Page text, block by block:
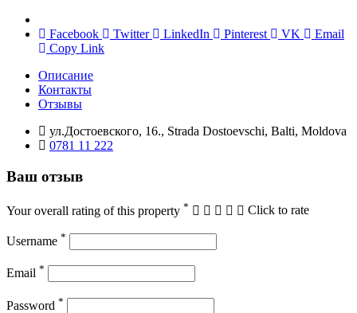
Facebook Twitter LinkedIn Pinterest VK
Email
Copy Link
Описание
Контакты
Отзывы
ул.Достоевского, 16., Strada Dostoevschi, Balti, Moldova
0781 11 222
Ваш отзыв
Your overall rating of this property * Click to rate
Username *
Email *
Password *